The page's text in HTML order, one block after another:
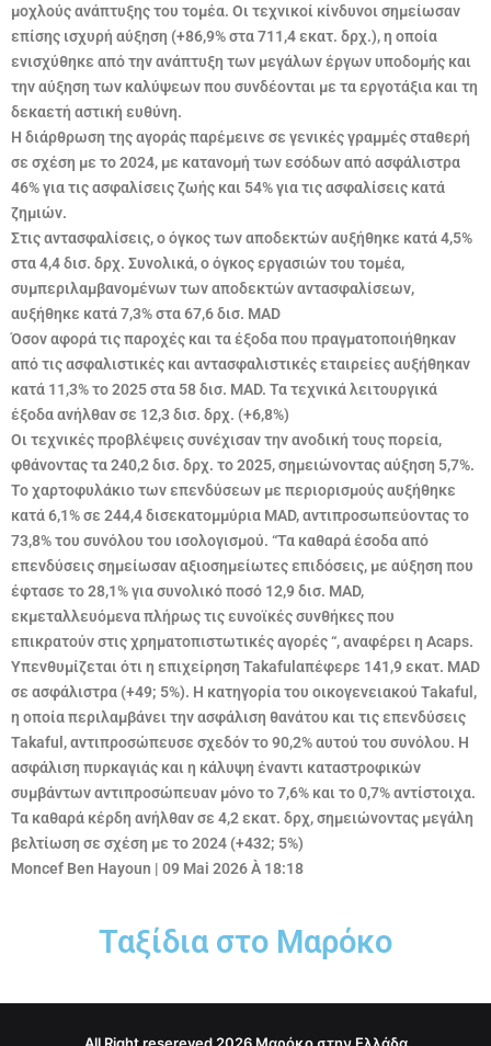
μοχλούς ανάπτυξης του τομέα. Οι τεχνικοί κίνδυνοι σημείωσαν
επίσης ισχυρή αύξηση (+86,9% στα 711,4 εκατ. δρχ.), η οποία
ενισχύθηκε από την ανάπτυξη των μεγάλων έργων υποδομής και
την αύξηση των καλύψεων που συνδέονται με τα εργοτάξια και τη
δεκαετή αστική ευθύνη.
Η διάρθρωση της αγοράς παρέμεινε σε γενικές γραμμές σταθερή
σε σχέση με το 2024, με κατανομή των εσόδων από ασφάλιστρα
46% για τις ασφαλίσεις ζωής και 54% για τις ασφαλίσεις κατά
ζημιών.
Στις αντασφαλίσεις, ο όγκος των αποδεκτών αυξήθηκε κατά 4,5%
στα 4,4 δισ. δρχ. Συνολικά, ο όγκος εργασιών του τομέα,
συμπεριλαμβανομένων των αποδεκτών αντασφαλίσεων,
αυξήθηκε κατά 7,3% στα 67,6 δισ. MAD
Όσον αφορά τις παροχές και τα έξοδα που πραγματοποιήθηκαν
από τις ασφαλιστικές και αντασφαλιστικές εταιρείεςαυξήθηκαν
κατά 11,3% το 2025 στα 58 δισ. MAD. Τα τεχνικά λειτουργικά
έξοδα ανήλθαν σε 12,3 δισ. δρχ. (+6,8%)
Οι τεχνικές προβλέψεις συνέχισαν την ανοδική τους πορεία,
φθάνοντας τα 240,2 δισ. δρχ. το 2025, σημειώνοντας αύξηση 5,7%.
Το χαρτοφυλάκιο των επενδύσεων με περιορισμούς αυξήθηκε
κατά 6,1% σε 244,4 δισεκατομμύρια MAD, αντιπροσωπεύοντας το
73,8% του συνόλου του ισολογισμού. “Τα καθαρά έσοδα από
επενδύσεις σημείωσαν αξιοσημείωτες επιδόσεις, με αύξηση που
έφτασε το 28,1% για συνολικό ποσό 12,9 δισ. MAD,
εκμεταλλευόμενα πλήρως τις ευνοϊκές συνθήκες που
επικρατούν στις χρηματοπιστωτικές αγορές“, αναφέρει η Acaps.
Υπενθυμίζεται ότι η επιχείρηση Takaful απέφερε 141,9 εκατ. MAD
σε ασφάλιστρα (+49; 5%). Η κατηγορία του οικογενειακού Takaful,
η οποία περιλαμβάνει την ασφάλιση θανάτου και τις επενδύσεις
Takaful, αντιπροσώπευσε σχεδόν το 90,2% αυτού του συνόλου. Η
ασφάλιση πυρκαγιάς και η κάλυψη έναντι καταστροφικών
συμβάντων αντιπροσώπευαν μόνο το 7,6% και το 0,7% αντίστοιχα.
Τα καθαρά κέρδη ανήλθαν σε 4,2 εκατ. δρχ, σημειώνοντας μεγάλη
βελτίωση σε σχέση με το 2024 (+432; 5%)
Moncef Ben Hayoun | 09 Mai 2026 À 18:18
Ταξίδια στο Μαρόκο